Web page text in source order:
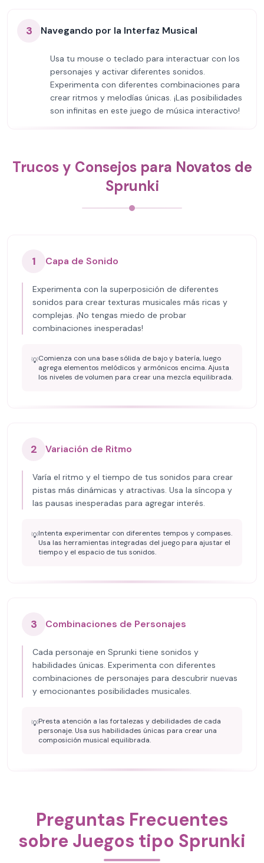
3 Navegando por la Interfaz Musical
Usa tu mouse o teclado para interactuar con los
personajes y activar diferentes sonidos.
Experimenta con diferentes combinaciones para
crear ritmos y melodías únicas. ¡Las posibilidades
son infinitas en este juego de música interactivo!
Trucos y Consejos para Novatos de
Sprunki
1 Capa de Sonido
Experimenta con la superposición de diferentes
sonidos para crear texturas musicales más ricas y
complejas. ¡No tengas miedo de probar
combinaciones inesperadas!
💡Comienza con una base sólida de bajo y batería, luego
agrega elementos melódicos y armónicos encima. Ajusta
los niveles de volumen para crear una mezcla equilibrada.
2 Variación de Ritmo
Varía el ritmo y el tiempo de tus sonidos para crear
pistas más dinámicas y atractivas. Usa la síncopa y
las pausas inesperadas para agregar interés.
💡Intenta experimentar con diferentes tempos y compases.
Usa las herramientas integradas del juego para ajustar el
tiempo y el espacio de tus sonidos.
3 Combinaciones de Personajes
Cada personaje en Sprunki tiene sonidos y
habilidades únicas. Experimenta con diferentes
combinaciones de personajes para descubrir nuevas
y emocionantes posibilidades musicales.
💡Presta atención a las fortalezas y debilidades de cada
personaje. Usa sus habilidades únicas para crear una
composición musical equilibrada.
Preguntas Frecuentes
sobre Juegos tipo Sprunki